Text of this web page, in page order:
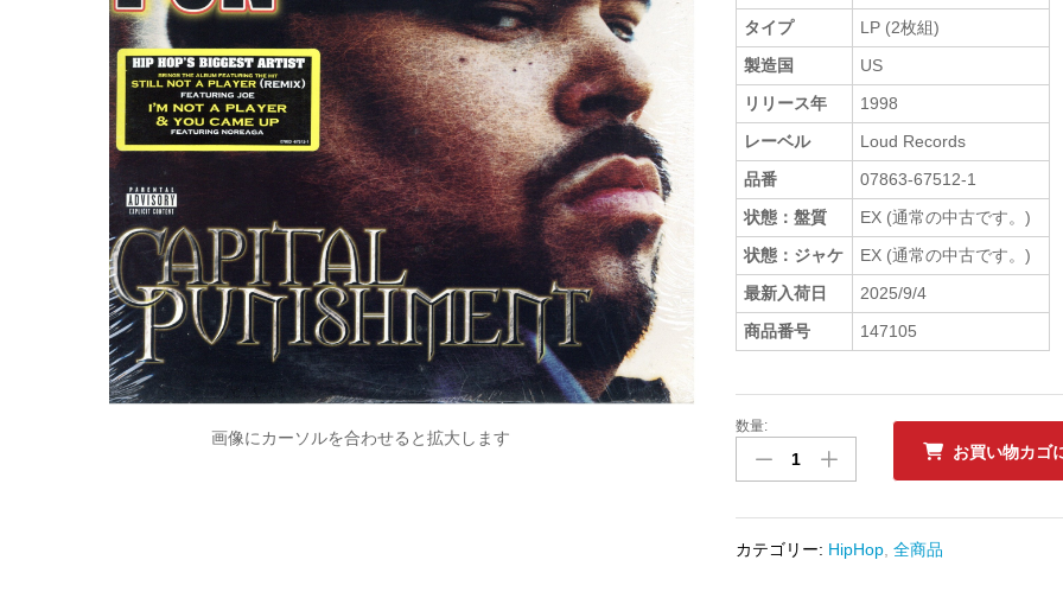
画像にカーソルを合わせると拡大します
タイプ
LP (2枚組)
製造国
US
リリース年
1998
レーベル
Loud Records
品番
07863-67512-1
状態：盤質
EX (通常の中古です。)
状態：ジャケ
EX (通常の中古です。)
最新入荷日
2025/9/4
商品番号
147105
中
ﾚ
ﾄﾞ
数量:
お買い物カゴ
カテゴリー: HipHop ,全商品